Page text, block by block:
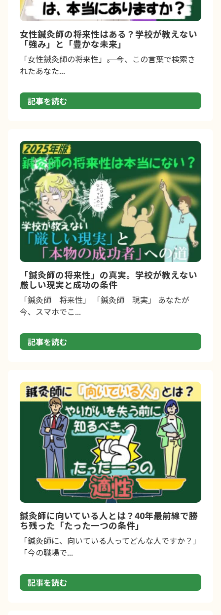
女性鍼灸師の将来性はある？学校が教えない
「強み」と「豊かな未来」
「女性鍼灸師の将来性」――。 今、この言葉で検索さ
れたあなた...
記事を読む
「鍼灸師の将来性」の真実。学校が教えない
厳しい現実と成功の条件
「鍼灸師 将来性」 「鍼灸師 現実」 あなたが
今、スマホでこ...
記事を読む
鍼灸師に向いている人とは？40年最前線で勝
ち残った「たった一つの条件」
「鍼灸師に、向いている人ってどんな人ですか？」
「今の職場で...
記事を読む